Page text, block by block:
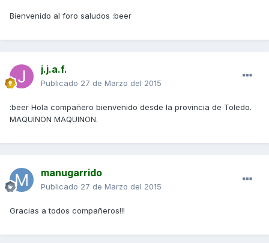
Bienvenido al foro saludos :beer
j.j.a.f.
Publicado 27 de Marzo del 2015
:beer Hola compañero bienvenido desde la provincia de Toledo.
MAQUINON MAQUINON.
manugarrido
Publicado 27 de Marzo del 2015
Gracias a todos compañeros!!!